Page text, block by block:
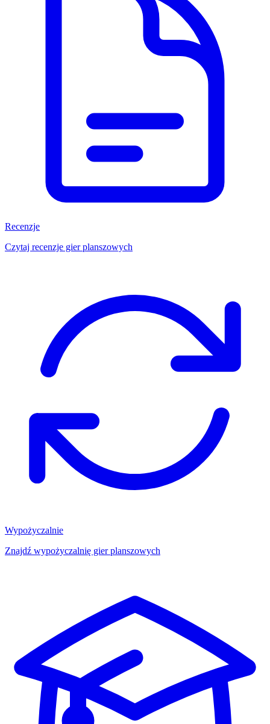
Recenzje
Czytaj recenzje gier planszowych
Wypożyczalnie
Znajdź wypożyczalnię gier planszowych